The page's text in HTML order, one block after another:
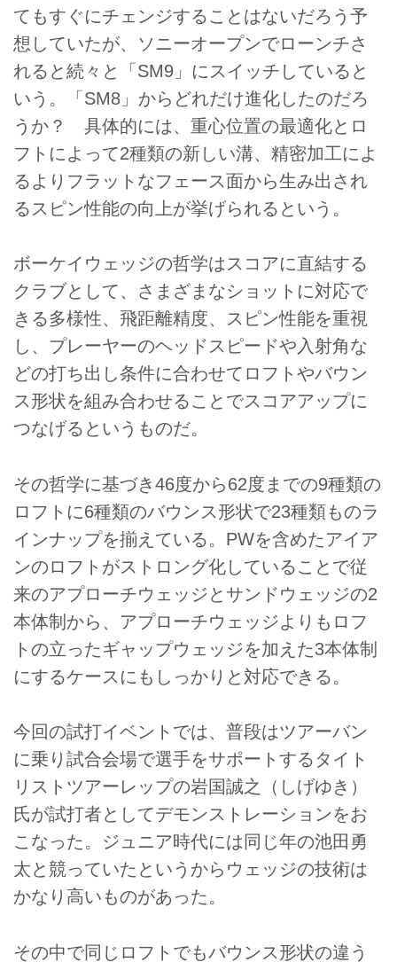
てもすぐにチェンジすることはないだろう予
想していたが、ソニーオープンでローンチさ
れると続々と「SM9」にスイッチしていると
いう。「SM8」からどれだけ進化したのだろ
うか？ 具体的には、重心位置の最適化とロ
フトによって2種類の新しい溝、精密加工によ
るよりフラットなフェース面から生み出され
るスピン性能の向上が挙げられるという。
ボーケイウェッジの哲学はスコアに直結する
クラブとして、さまざまなショットに対応で
きる多様性、飛距離精度、スピン性能を重視
し、プレーヤーのヘッドスピードや入射角な
どの打ち出し条件に合わせてロフトやバウン
ス形状を組み合わせることでスコアアップに
つなげるというものだ。
その哲学に基づき46度から62度までの9種類の
ロフトに6種類のバウンス形状で23種類ものラ
インナップを揃えている。PWを含めたアイア
ンのロフトがストロング化していることで従
来のアプローチウェッジとサンドウェッジの2
本体制から、アプローチウェッジよりもロフ
トの立ったギャップウェッジを加えた3本体制
にするケースにもしっかりと対応できる。
今回の試打イベントでは、普段はツアーバン
に乗り試合会場で選手をサポートするタイト
リストツアーレップの岩国誠之（しげゆき）
氏が試打者としてデモンストレーションをお
こなった。ジュニア時代には同じ年の池田勇
太と競っていたというからウェッジの技術は
かなり高いものがあった。
その中で同じロフトでもバウンス形状の違う